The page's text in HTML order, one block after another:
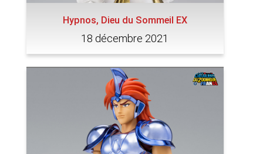
Hypnos, Dieu du Sommeil EX
18 décembre 2021